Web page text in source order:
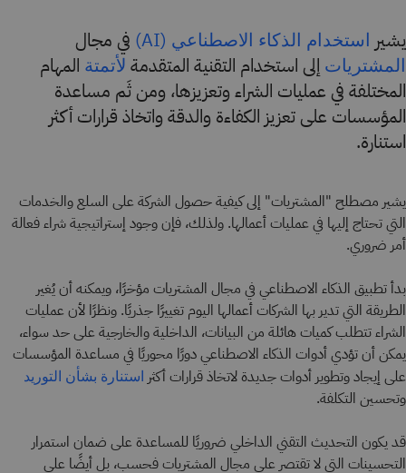
يشير استخدام الذكاء الاصطناعي (AI) في مجال
المشتريات إلى استخدام التقنية المتقدمة لأتمتة المهام
المختلفة في عمليات الشراء وتعزيزها، ومن ثَم مساعدة
المؤسسات على تعزيز الكفاءة والدقة واتخاذ قرارات أكثر
استنارة.
يشير مصطلح "المشتريات" إلى كيفية حصول الشركة على السلع والخدمات
التي تحتاج إليها في عمليات أعمالها. ولذلك، فإن وجود إستراتيجية شراء فعالة
أمر ضروري.
بدأ تطبيق الذكاء الاصطناعي في مجال المشتريات مؤخرًا، ويمكنه أن يُغير
الطريقة التي تدير بها الشركات أعمالها اليوم تغييرًا جذريًا. ونظرًا لأن عمليات
الشراء تتطلب كميات هائلة من البيانات، الداخلية والخارجية على حد سواء،
يمكن أن تؤدي أدوات الذكاء الاصطناعي دورًا محوريًا في مساعدة المؤسسات
على إيجاد وتطوير أدوات جديدة لاتخاذ قرارات أكثر استنارة بشأن التوريد
وتحسين التكلفة.
قد يكون التحديث التقني الداخلي ضروريًا للمساعدة على ضمان استمرار
التحسينات التي لا تقتصر على مجال المشتريات فحسب، بل أيضًا على